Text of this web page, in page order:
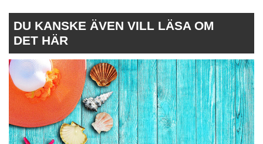
DU KANSKE ÄVEN VILL LÄSA OM
DET HÄR